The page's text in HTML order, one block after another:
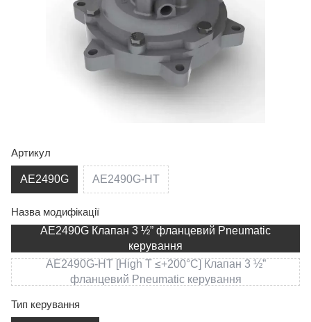
Артикул
AE2490G AE2490G-HT
Назва модифікації
AE2490G Клапан 3 ½” фланцевий Pneumatic
керування
AE2490G-HT [High T ≤+200°C] Клапан 3 ½”
фланцевий Pneumatic керування
Тип керування